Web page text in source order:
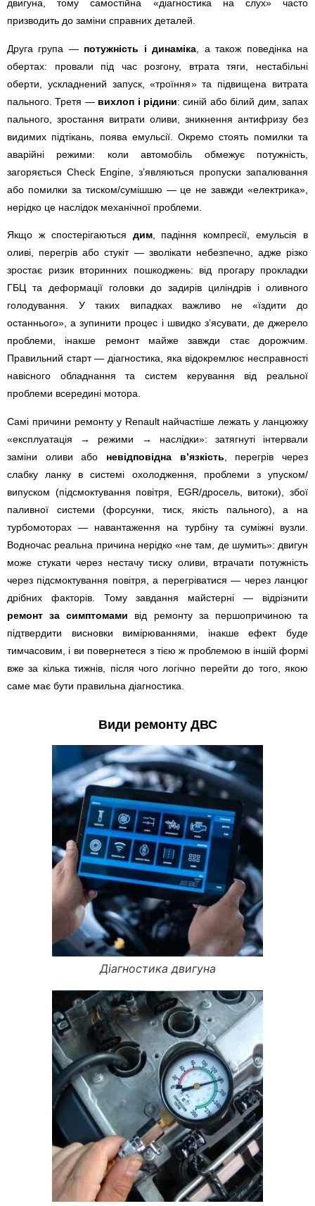
двигуна, тому самостійна «діагностика на слух» часто
призводить до заміни справних деталей.
Друга група — потужність і динаміка , а також поведінка на
обертах: провали під час розгону, втрата тяги, нестабільні
оберти, ускладнений запуск, «троїння» та підвищена витрата
пального. Третя — вихлоп і рідини: синій або білий дим, запах
пального, зростання витрати оливи, зникнення антифризу без
видимих підтікань, поява емульсії. Окремо стоять помилки та
аварійні режими: коли автомобіль обмежує потужність,
загоряється Check Engine, з’являються пропуски запалювання
або помилки за тиском/сумішшю — це не завжди «електрика»,
нерідко це наслідок механічної проблеми.
Якщо ж спостерігаються дим, падіння компресії, емульсія в
оливі, перегрів або стукіт — зволікати небезпечно, адже різко
зростає ризик вторинних пошкоджень: від прогару прокладки
ГБЦ та деформації головки до задирів циліндрів і оливного
голодування. У таких випадках важливо не «їздити до
останнього», а зупинити процес і швидко з’ясувати, де джерело
проблеми, інакше ремонт майже завжди стає дорожчим.
Правильний старт — діагностика, яка відокремлює несправності
навісного обладнання та систем керування від реальної
проблеми всередині мотора.
Самі причини ремонту у Renault найчастіше лежать у ланцюжку
«експлуатація → режими → наслідки»: затягнуті інтервали
заміни оливи або невідповідна в’язкість , перегрів через
слабку ланку в системі охолодження, проблеми з упуском/
випуском (підсмоктування повітря, EGR/дросель, витоки), збої
паливної системи (форсунки, тиск, якість пального), а на
турбомоторах — навантаження на турбіну та суміжні вузли.
Водночас реальна причина нерідко «не там, де шумить»: двигун
може стукати через нестачу тиску оливи, втрачати потужність
через підсмоктування повітря, а перегріватися — через ланцюг
дрібних факторів. Тому завдання майстерні — відрізнити
ремонт за симптомами від ремонту за першопричиною та
підтвердити висновки вимірюваннями, інакше ефект буде
тимчасовим, і ви повернетеся з тією ж проблемою в іншій формі
вже за кілька тижнів, після чого логічно перейти до того, якою
саме має бути правильна діагностика.
Види ремонту ДВС
Діагностика двигуна